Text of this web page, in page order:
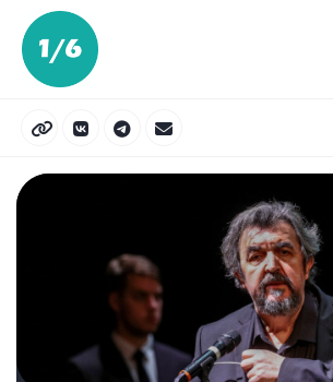
Перейти
содержанию